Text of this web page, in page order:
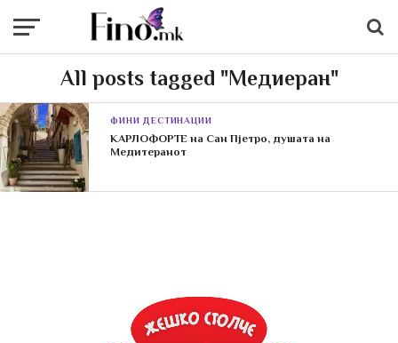
All posts tagged "Медиеран"
ФИНИ ДЕСТИНАЦИИ
КАРЛОФОРТЕ на Сан Пјетро, душата на
Медитеранот